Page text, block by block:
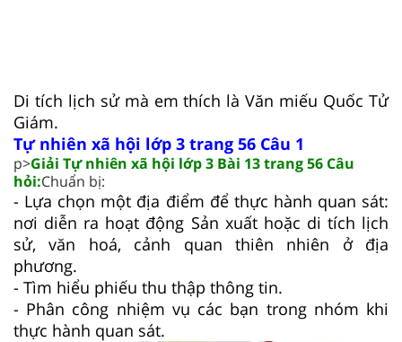
Di tích lịch sử mà em thích là Văn miếu Quốc Tử
Giám.
Tự nhiên xã hội lớp 3 trang 56 Câu 1
p>Giải Tự nhiên xã hội lớp 3 Bài 13 trang 56 Câu
hỏi:Chuẩn bị:
- Lựa chọn một địa điểm để thực hành quan sát:
nơi diễn ra hoạt động Sản xuất hoặc di tích lịch
sử, văn hoá, cảnh quan thiên nhiên ở địa
phương.
- Tìm hiểu phiếu thu thập thông tin.
- Phân công nhiệm vụ các bạn trong nhóm khi
thực hành quan sát.